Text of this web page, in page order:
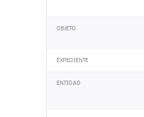
OBJETO
EXPEDIENTE
ENTIDAD